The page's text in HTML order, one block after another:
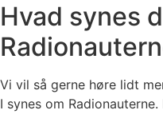
Hvad synes
Vi vil så gerne høre lidt
I synes om